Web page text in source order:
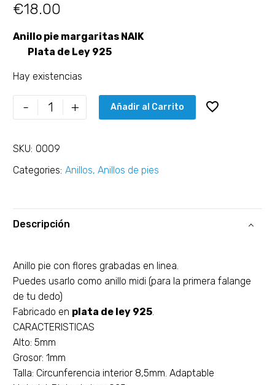
€18.00
Anillo pie margaritas NAIK
Plata de Ley 925
Hay existencias
- + Añadir al Carrito
SKU: 0009
Categories: Anillos, Anillos de pies
Descripción
Anillo pie con flores grabadas en linea.
Puedes usarlo como anillo midi (para la primera falange
de tu dedo)
Fabricado en plata de ley 925
CARACTERISTICAS
Alto: 5mm
Grosor: 1mm
Talla: Circunferencia interior 8,5mm. Adaptable